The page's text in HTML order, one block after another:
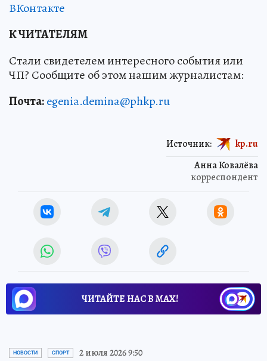
ВКонтакте
К ЧИТАТЕЛЯМ
Стали свидетелем интересного события или
ЧП? Сообщите об этом нашим журналистам:
Почта:egenia.demina@phkp.ru
Анна Ковалёва
корреспондент
Источник: kp.ru
ЧИТАЙТЕ НАС В МАХ!
НОВОСТИ СПОРТ 2 июля 2026 9:50